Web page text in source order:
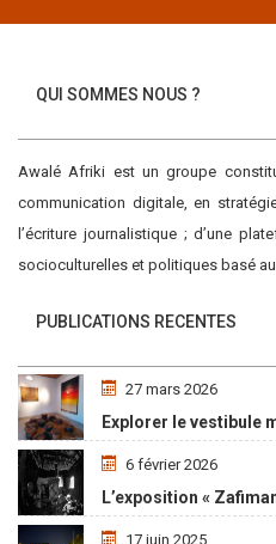
QUI SOMMES NOUS ?
Awalé Afriki est un groupe
communication digitale, en
l’écriture journalistique ; d’une
socioculturelles et politiques basé
PUBLICATIONS RECENTES
27 mars 2026
6 février 2026
17 juin 2025